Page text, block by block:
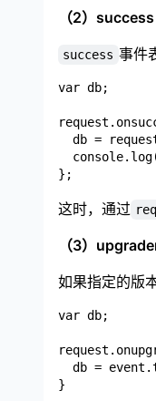
（2）
success 事件
var db;
db =
这时，通过
（3）
如果指定的版
var db;
db =